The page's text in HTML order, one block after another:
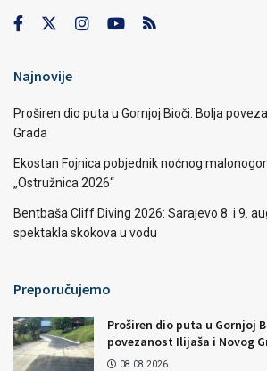
Najnovije
Proširen dio puta u Gornjoj Bioči: Bolja
Grada
Ekostan Fojnica pobjednik noćnog
„Ostružnica 2026“
Bentbaša Cliff Diving 2026: Sarajevo 8. i 9.
spektakla skokova u vodu
Preporučujemo
Proširen dio puta u Gornjoj
povezanost Ilijaša i Novog
08.08.2026.